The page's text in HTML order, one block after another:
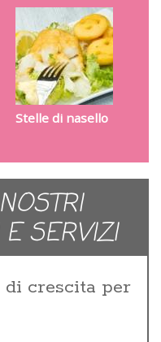
Stelle di nasello
SERVIZI
crescita per